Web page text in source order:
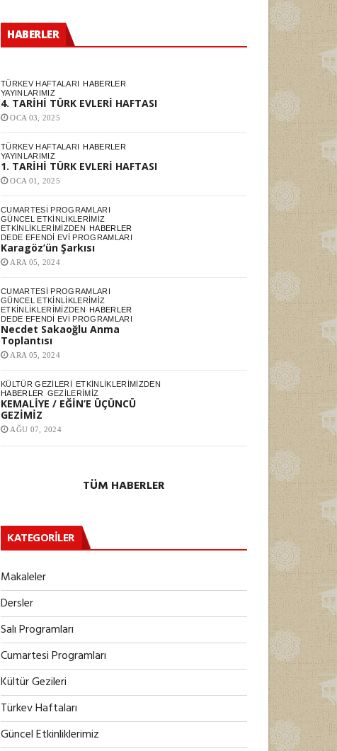
HABERLER
TÜRKEV HAFTALARI HABERLER
YAYINLARIMIZ
4. TARİHİ TÜRK EVLERİ HAFTASI
OCA 03, 2025
TÜRKEV HAFTALARI HABERLER
YAYINLARIMIZ
1. TARİHİ TÜRK EVLERİ HAFTASI
OCA 01, 2025
CUMARTESI PROGRAMLARI
GÜNCEL ETKINLIKLERIMIZ
ETKINLIKLERIMIZDEN HABERLER
DEDE EFENDI EVI PROGRAMLARI
Karagöz’ün Şarkısı
ARA 05, 2024
CUMARTESI PROGRAMLARI
GÜNCEL ETKINLIKLERIMIZ
ETKINLIKLERIMIZDEN HABERLER
DEDE EFENDI EVI PROGRAMLARI
Necdet Sakaoğlu Anma
Toplantısı
ARA 05, 2024
KÜLTÜR GEZILERI ETKINLIKLERIMIZDEN
HABERLER GEZILERIMIZ
KEMALİYE / EĞİN’E ÜÇÜNCÜ
GEZİMİZ
AĞU 07, 2024
TÜM HABERLER
KATEGORILER
Makaleler
Dersler
Salı Programları
Cumartesi Programları
Kültür Gezileri
Türkev Haftaları
Güncel Etkinliklerimiz